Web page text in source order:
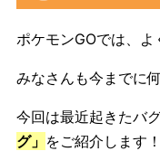
ポケモンGOでは、よ
みなさんも今までに
今回は最近起きたバ
グ」 をご紹介します！